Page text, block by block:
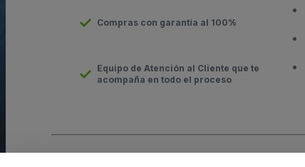
Compras con garantía al 100%
Equipo de Atención al Cliente que te
acompaña en todo el proceso